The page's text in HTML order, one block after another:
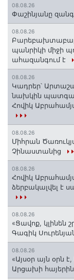
08.08.26
Փաշինյանը
08.08.26
Բարեբախտաբար,
պանրիկի միջի
ահազանգում է
08.08.26
Կադրեր՝
նախկին
Հովիկ
08.08.26
Միհրան
Չինաստանից
08.08.26
Հովիկ
ձերբակալվել է
08.08.26
«Ցավոք, կլինեն
Գագիկ
08.08.26
«Այսօր այն օրն
Արցախի